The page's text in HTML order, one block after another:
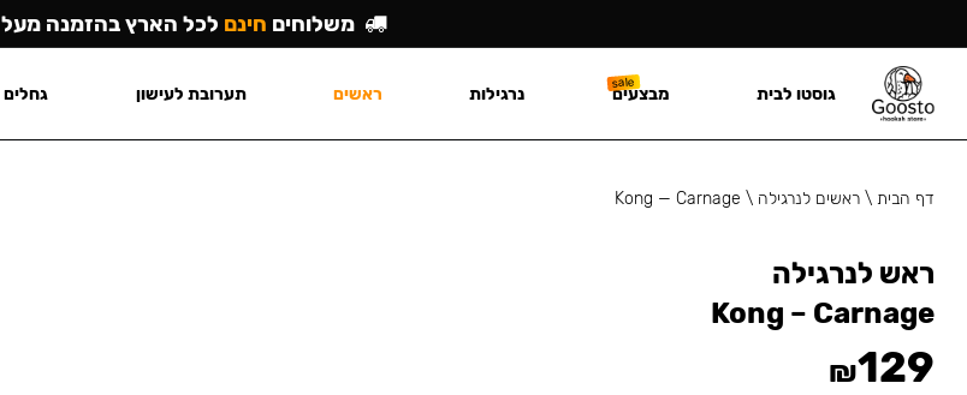
דף הבית\ ראשים לנרגילה \
Kong — Carnage
ראש לנרגילה
Kong – Carnage
₪129
משלוחים חינם לכל הארץ בהזמנה מעל ₪449
גוסטו לבית מבצעים נרגילות ראשים תערובת לעישון גחלים